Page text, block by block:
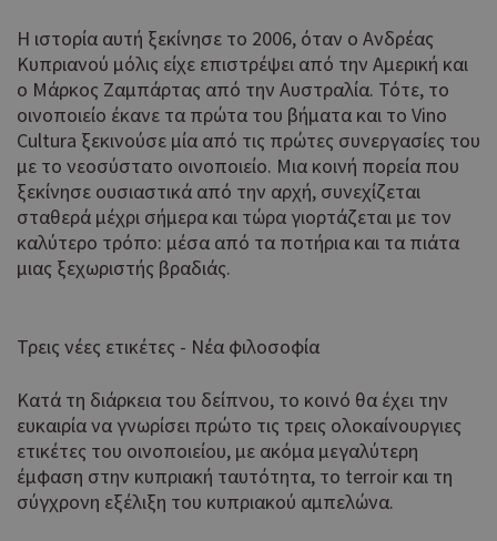
Η ιστορία αυτή ξεκίνησε το 2006, όταν ο Ανδρέας
Κυπριανού μόλις είχε επιστρέψει από την Αμερική και
ο Μάρκος Ζαμπάρτας από την Αυστραλία. Τότε, το
οινοποιείο έκανε τα πρώτα του βήματα και το Vino
Cultura ξεκινούσε μία από τις πρώτες συνεργασίες του
με το νεοσύστατο οινοποιείο. Μια κοινή πορεία που
ξεκίνησε ουσιαστικά από την αρχή, συνεχίζεται
σταθερά μέχρι σήμερα και τώρα γιορτάζεται με τον
καλύτερο τρόπο: μέσα από τα ποτήρια και τα πιάτα
μιας ξεχωριστής βραδιάς.
Τρεις νέες ετικέτες - Νέα φιλοσοφία
Κατά τη διάρκεια του δείπνου, το κοινό θα έχει την
ευκαιρία να γνωρίσει πρώτο τις τρεις ολοκαίνουργιες
ετικέτες του οινοποιείου, με ακόμα μεγαλύτερη
έμφαση στην κυπριακή ταυτότητα, το terroir και τη
σύγχρονη εξέλιξη του κυπριακού αμπελώνα.